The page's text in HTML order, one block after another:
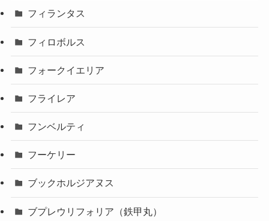
フィランタス
フィロボルス
フォークイエリア
フライレア
フンベルティ
フーケリー
ブックホルジアヌス
ブプレウリフォリア（鉄甲丸）